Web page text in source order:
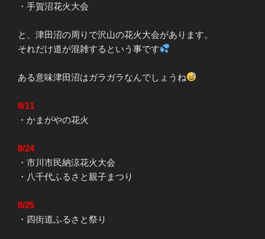
・手賀沼花火大会
と、津田沼の周りで沢山の花火大会があります。
それだけ道が混雑するという事です
ある意味津田沼はガラガラなんでしょうね
8/11
・かまがやの花火
8/24
・市川市民納涼花火大会
・八千代ふるさと親子まつり
8/25
・四街道ふるさと祭り